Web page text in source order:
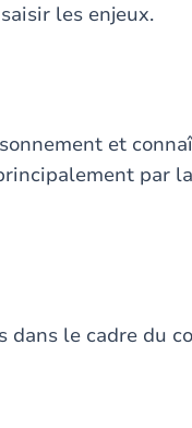
les enjeux.
et
par
dans le cadre du